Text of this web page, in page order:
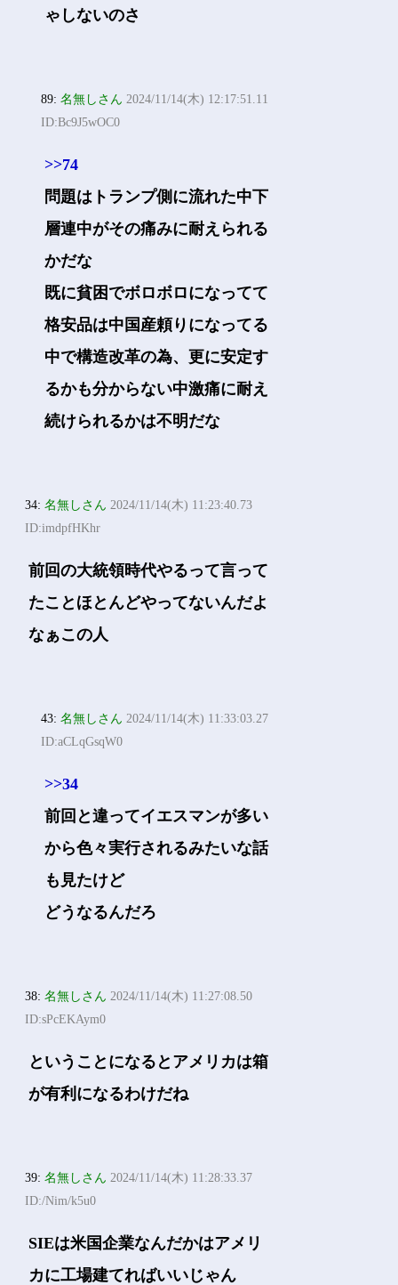
ゃしないのさ
89:名無しさん 2024/11/14(木) 12:17:51.11
ID:Bc9J5wOC0
>>74
問題はトランプ側に流れた中下
層連中がその痛みに耐えられる
かだな
既に貧困でボロボロになってて
格安品は中国産頼りになってる
中で構造改革の為、更に安定す
るかも分からない中激痛に耐え
続けられるかは不明だな
34:名無しさん 2024/11/14(木) 11:23:40.73
ID:imdpfHKhr
前回の大統領時代やるって言って
たことほとんどやってないんだよ
なぁこの人
43:名無しさん 2024/11/14(木) 11:33:03.27
ID:aCLqGsqW0
>>34
前回と違ってイエスマンが多い
から色々実行されるみたいな話
も見たけど
どうなるんだろ
38:名無しさん 2024/11/14(木) 11:27:08.50
ID:sPcEKAym0
ということになるとアメリカは箱
が有利になるわけだね
39:名無しさん 2024/11/14(木) 11:28:33.37
ID:/Nim/k5u0
SIEは米国企業なんだかはアメリ
カに工場建てればいいじゃん